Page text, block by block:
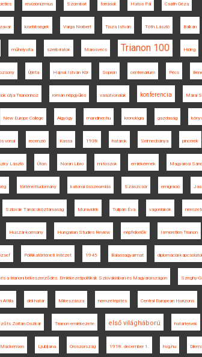
revizionizmus Szombat források Hatos Pál Csáth Géza
kisebbségek Varga Norbert Tisza István Tóth László Balkán
műhelyvita szerb iratok Marosvécs Trianon 100 Hideg
Újléta Hajnal István Kör Sopron centenárium Pécs
útja Trianonhoz román népgyűlés vasútvonalak konferencia Márai
New Europe College Algyógy mandiner.hu kronológia gazdaság
vonal recenzió Kassa 1938 határok Selmecbánya pincérek
László Úton Noran Libro mítoszok emlékérmék Magyarosi
történettudomány katonai összeomlás Szászcsór emigráció
Szlovák Tanácsköztársaság Muravidék Tulipán Éva vagonlakók
Huszár-kormány Hungarian Studies Review népfelkelők Ismeretlen Trianon
Politikatörténeti Intézet 1945 Balassagyarmat diplomáciai
a trianoni békeszerződés. Emlékezetpolitikák Szlovákiában és Magyarországon Szeghy-
Attila déli határ Mikeszásza nemzetépítés Central European Horizons
Zoltán Oszkár Trianon emlékezete első világháború határtervek
Mackensen Ljubljana Oroszország 1918. december 1. hvg.hu